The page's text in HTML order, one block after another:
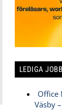
LEDIGA JOBB
Office
Väsby